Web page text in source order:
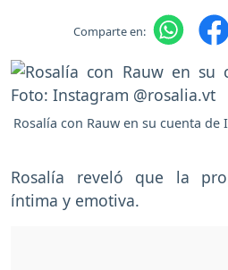
Comparte en:
Rosalía con Rauw en su cuenta
Rosalía reveló que la
íntima y emotiva.